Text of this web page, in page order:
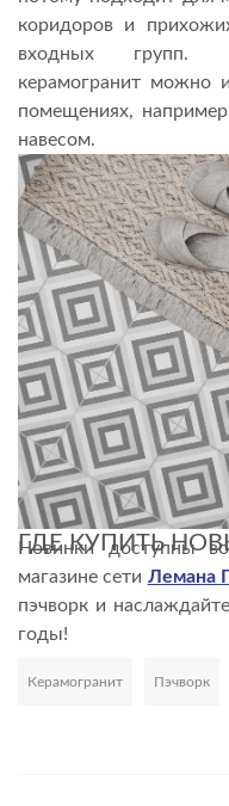
коридоров и
входных групп.
керамогранит можно
помещениях,
навесом.
ГДЕ КУПИТЬ
Новинки доступны
магазине сети Лемана
пэчворк и
годы!
Керамогранит Пэчворк